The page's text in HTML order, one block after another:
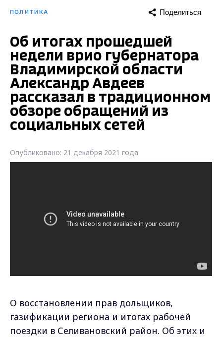
ПОЛИТИКА Поделиться
Об итогах прошедшей
недели врио губернатора
Владимирской области
Александр Авдеев
рассказал в традиционном
обзоре обращений из
социальных сетей
Опубликовано: 21 декабря 2021 года
О восстановлении прав дольщиков,
газификации региона и итогах рабочей
поездки в Селивановский район. Об этих и